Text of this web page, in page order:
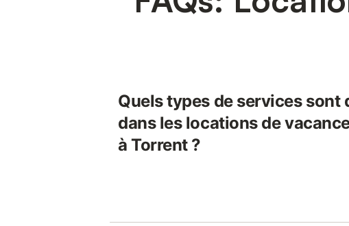
Quels types de services sont
dans les locations de
à Torrent ?